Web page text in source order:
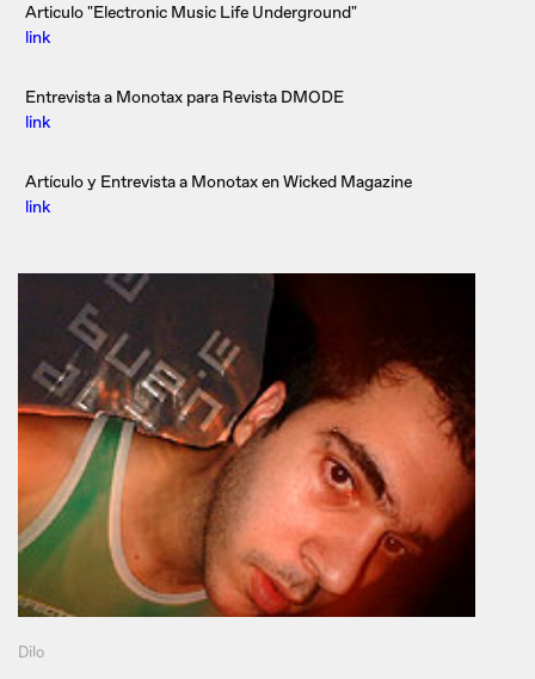
Articulo "Electronic Music Life Underground"
link
Entrevista a Monotax para Revista DMODE
link
Artículo y Entrevista a Monotax en Wicked Magazine
link
Dilo